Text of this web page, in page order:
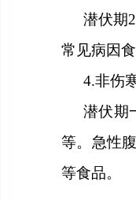
潜伏期
常见病因
4.非伤
潜伏期
等。急性
等食品。